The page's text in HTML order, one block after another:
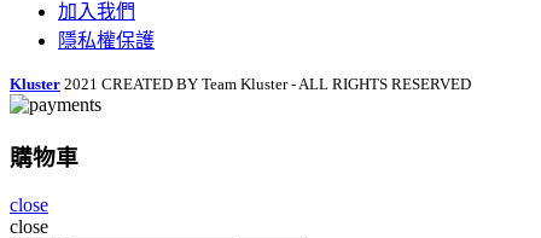
加入我們
隱私權保護
Kluster 2021 CREATED BY Team Kluster - ALL RIGHTS RESERVED
購物車
close
close